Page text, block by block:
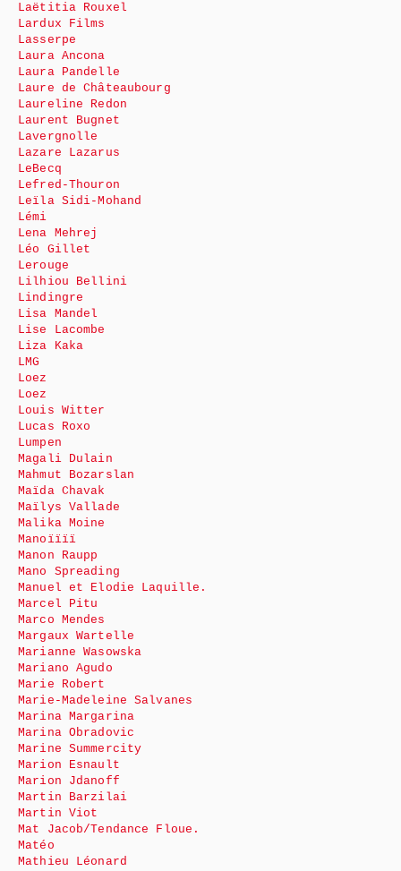
Laëtitia Rouxel
Lardux Films
Lasserpe
Laura Ancona
Laura Pandelle
Laure de Châteaubourg
Laureline Redon
Laurent Bugnet
Lavergnolle
Lazare Lazarus
LeBecq
Lefred-Thouron
Leïla Sidi-Mohand
Lémi
Lena Mehrej
Léo Gillet
Lerouge
Lilhiou Bellini
Lindingre
Lisa Mandel
Lise Lacombe
Liza Kaka
LMG
Loez
Loez
Louis Witter
Lucas Roxo
Lumpen
Magali Dulain
Mahmut Bozarslan
Maïda Chavak
Maïlys Vallade
Malika Moine
Manoïïïï
Manon Raupp
Mano Spreading
Manuel et Elodie Laquille.
Marcel Pitu
Marco Mendes
Margaux Wartelle
Marianne Wasowska
Mariano Agudo
Marie Robert
Marie-Madeleine Salvanes
Marina Margarina
Marina Obradovic
Marine Summercity
Marion Esnault
Marion Jdanoff
Martin Barzilai
Martin Viot
Mat Jacob/Tendance Floue.
Matéo
Mathieu Léonard